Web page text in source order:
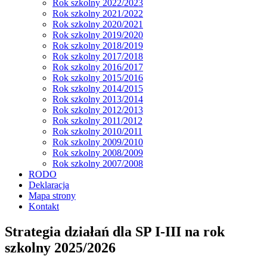
Rok szkolny 2022/2023
Rok szkolny 2021/2022
Rok szkolny 2020/2021
Rok szkolny 2019/2020
Rok szkolny 2018/2019
Rok szkolny 2017/2018
Rok szkolny 2016/2017
Rok szkolny 2015/2016
Rok szkolny 2014/2015
Rok szkolny 2013/2014
Rok szkolny 2012/2013
Rok szkolny 2011/2012
Rok szkolny 2010/2011
Rok szkolny 2009/2010
Rok szkolny 2008/2009
Rok szkolny 2007/2008
RODO
Deklaracja
Mapa strony
Kontakt
Strategia działań dla SP I-III na rok
szkolny 2025/2026